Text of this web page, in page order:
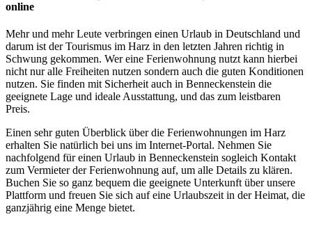
online
Mehr und mehr Leute verbringen einen Urlaub in Deutschland und
darum ist der Tourismus im Harz in den letzten Jahren richtig in
Schwung gekommen. Wer eine Ferienwohnung nutzt kann hierbei
nicht nur alle Freiheiten nutzen sondern auch die guten Konditionen
nutzen. Sie finden mit Sicherheit auch in Benneckenstein die
geeignete Lage und ideale Ausstattung, und das zum leistbaren
Preis.
Einen sehr guten Überblick über die Ferienwohnungen im Harz
erhalten Sie natürlich bei uns im Internet-Portal. Nehmen Sie
nachfolgend für einen Urlaub in Benneckenstein sogleich Kontakt
zum Vermieter der Ferienwohnung auf, um alle Details zu klären.
Buchen Sie so ganz bequem die geeignete Unterkunft über unsere
Plattform und freuen Sie sich auf eine Urlaubszeit in der Heimat, die
ganzjährig eine Menge bietet.